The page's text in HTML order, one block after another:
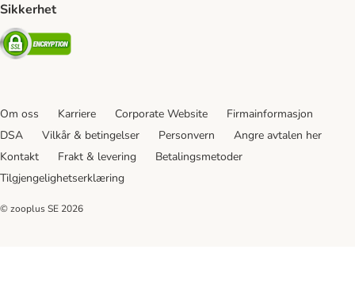
Sikkerhet
Security
Om oss Karriere Corporate Website
Firmainformasjon
DSA
Vilkår & betingelser Personvern
Angre avtalen her
Kontakt
Frakt & levering
Betalingsmetoder
Tilgjengelighetserklæring
© zooplus SE 2026